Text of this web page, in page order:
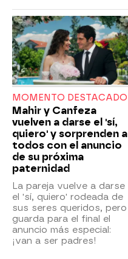
MOMENTO DESTACADO
Mahir y Canfeza
vuelven a darse el 'sí,
quiero' y sorprenden a
todos con el anuncio
de su próxima
paternidad
La pareja vuelve a darse
el 'sí, quiero' rodeada de
sus seres queridos, pero
guarda para el final el
anuncio más especial:
¡van a ser padres!